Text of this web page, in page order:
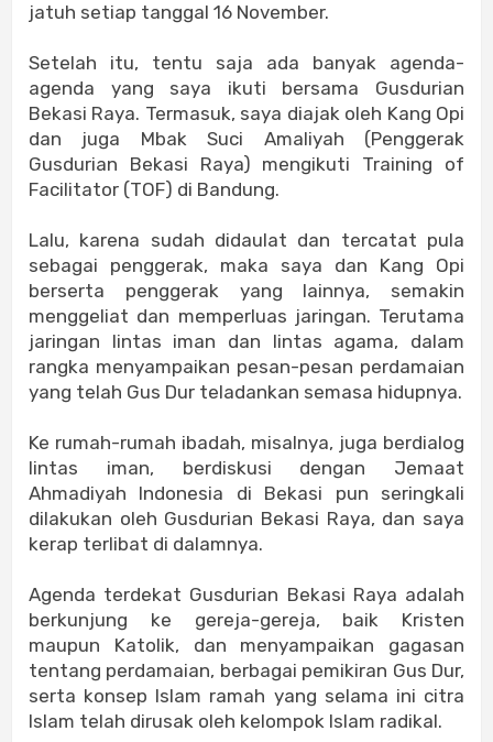
jatuh setiap tanggal 16 November.
Setelah itu, tentu saja ada banyak agenda-
agenda yang saya ikuti bersama Gusdurian
Bekasi Raya. Termasuk, saya diajak oleh Kang Opi
dan juga Mbak Suci Amaliyah (Penggerak
Gusdurian Bekasi Raya) mengikuti Training of
Facilitator (TOF) di Bandung.
Lalu, karena sudah didaulat dan tercatat pula
sebagai penggerak, maka saya dan Kang Opi
berserta penggerak yang lainnya, semakin
menggeliat dan memperluas jaringan. Terutama
jaringan lintas iman dan lintas agama, dalam
rangka menyampaikan pesan-pesan perdamaian
yang telah Gus Dur teladankan semasa hidupnya.
Ke rumah-rumah ibadah, misalnya, juga berdialog
lintas iman, berdiskusi dengan Jemaat
Ahmadiyah Indonesia di Bekasi pun seringkali
dilakukan oleh Gusdurian Bekasi Raya, dan saya
kerap terlibat di dalamnya.
Agenda terdekat Gusdurian Bekasi Raya adalah
berkunjung ke gereja-gereja, baik Kristen
maupun Katolik, dan menyampaikan gagasan
tentang perdamaian, berbagai pemikiran Gus Dur,
serta konsep Islam ramah yang selama ini citra
Islam telah dirusak oleh kelompok Islam radikal.